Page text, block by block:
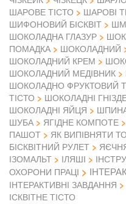
ШАРОВЕ ТІСТО
ШАРОВІ
ШИФОНОВИЙ БІСКВІТ
ШОКОЛАДНА ГЛАЗУР
ПОМАДКА
ШОКОЛАДНИЙ
ШОКОЛАДНИЙ КРЕМ
ШОКОЛАДНИЙ МЕДІВНИК
ШОКОЛАДНО ФРУКТОВИЙ
ТІСТО
ШОКОЛАДНІ
ШОКОЛАДНІ ЯЙЦЯ
ШУБА
ЯГІДНЕ КОМПОТЕ
ПАШОТ
ЯК ВИПІВНЯТИ
БІСКВІТНИЙ РУЛЕТ
ІЗОМАЛЬТ
ІЛЯШІ
ОХОРОНИ ПРАЦІ
ІНТЕРАКТИВНІ ЗАВДАННЯ
ІСКВІТНЕ ТІСТО